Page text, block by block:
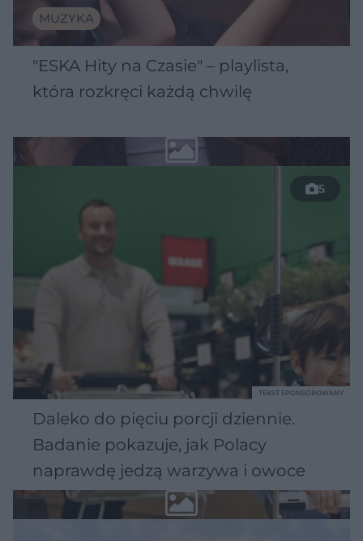
MUZYKA
"ESKA Hity na Czasie" – playlista,
która rozkręci każdą chwilę
5
Daleko do pięciu porcji dziennie.
Badanie pokazuje, jak Polacy
naprawdę jedzą warzywa i owoce
TEKST SPONSOROWANY